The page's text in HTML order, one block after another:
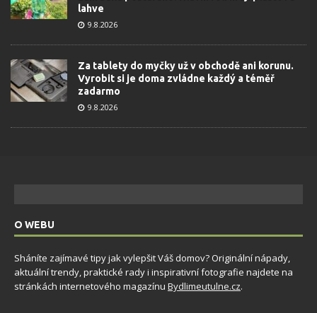
lahve
9.8.2026
Za tablety do myčky už v obchodě ani korunu.
Vyrobit si je doma zvládne každý a téměř
zadarmo
9.8.2026
O WEBU
Sháníte zajímavé tipy jak vylepšit Váš domov? Originální nápady,
aktuální trendy, praktické rady i inspirativní fotografie najdete na
stránkách internetového magazínu Bydlimeutulne.cz.